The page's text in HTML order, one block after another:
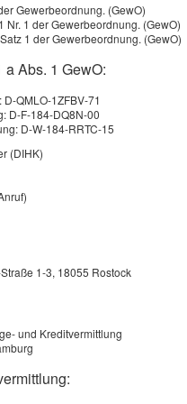
Bearbeitung meines Anliegens
Gewerbeordnung. (GewO)
1 der Gewerbeordnung. (GewO)
1 der Gewerbeordnung. (GewO)
Abs. 1 GewO:
QMLO-1ZFBV-71
D-F-184-DQ8N-00
D-W-184-RRTC-15
(DIHK)
1-3, 18055 Rostock
und Kreditvermittlung